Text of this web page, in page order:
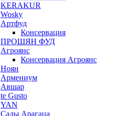
KERAKUR
Wosky
Артфуд
Консервация
ПРОШЯН ФУД
Агроянс
Консервация Агроянс
Ноян
Армениум
Авшар
te Gusto
YAN
Сады Арагаца